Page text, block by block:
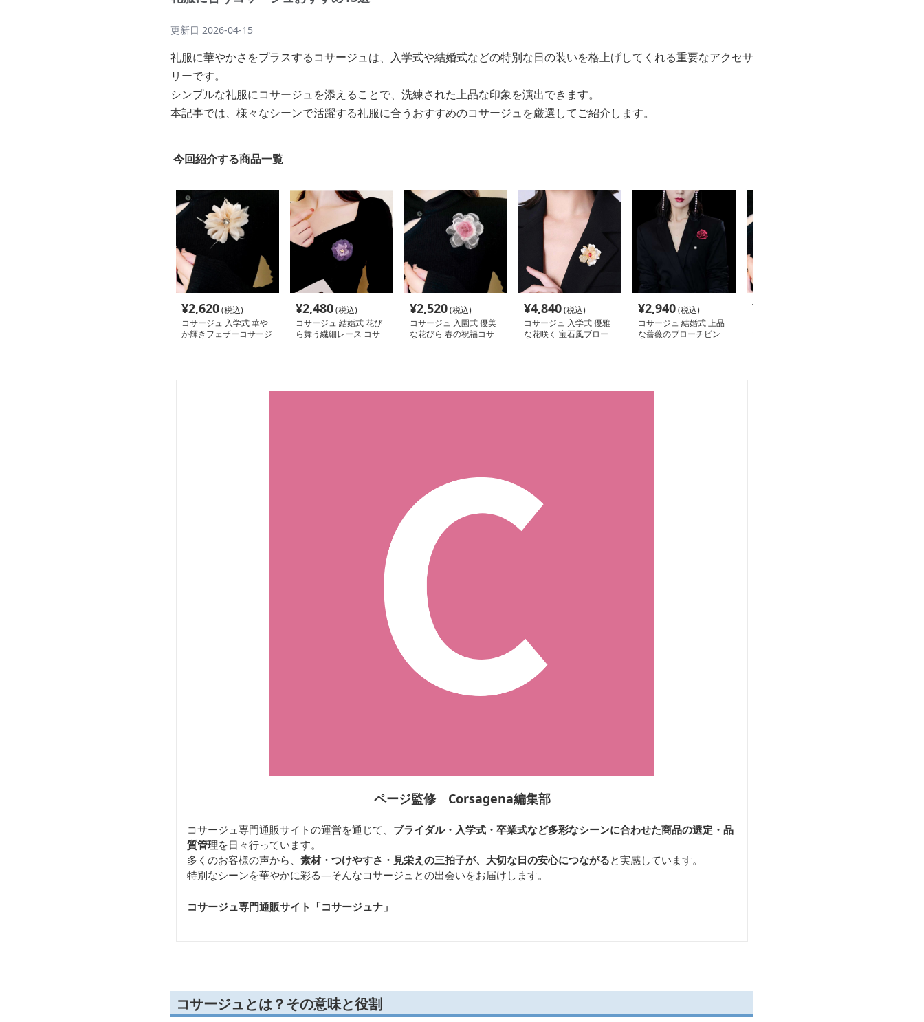
更新日 2026-04-15
礼服に華やかさをプラスするコサージュは、入学式や結婚式などの特別な日の装いを格上げしてくれる重要なアクセサ
リーです。
シンプルな礼服にコサージュを添えることで、洗練された上品な印象を演出できます。
本記事では、様々なシーンで活躍する礼服に合うおすすめのコサージュを厳選してご紹介します。
今回紹介する商品一覧
¥2,620(税込)
コサージュ 入学式 華や
か輝きフェザーコサージ
¥2,480(税込)
コサージュ 結婚式 花び
ら舞う繊細レース コサ
¥2,520(税込)
コサージュ 入園式 優美
な花びら 春の祝福コサ
¥4,840(税込)
コサージュ 入学式 優雅
な花咲く 宝石風ブロー
¥2,940(税込)
コサージュ 結婚式 上品
な薔薇のブローチピン
¥
コサージュ 入園式 優美
な花びらのフォーマルコ
ページ監修 Corsagena編集部
コサージュ専門通販サイトの運営を通じて、 ブライダル・入学式・卒業式など多彩なシーンに合わせた商品の選定・品
質管理を日々行っています。
多くのお客様の声から、 素材・つけやすさ・見栄えの三拍子が、大切な日の安心につながると実感しています。
特別なシーンを華やかに彩る—そんなコサージュとの出会いをお届けします。
コサージュ専門通販サイト「コサージュナ 」
コサージュとは？その意味と役割